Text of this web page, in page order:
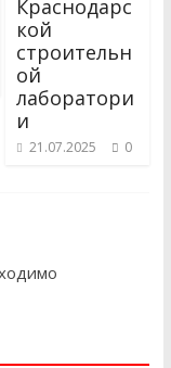
Краснодарс
кой
строительн
ой
лаборатори
и
21.07.2025 0